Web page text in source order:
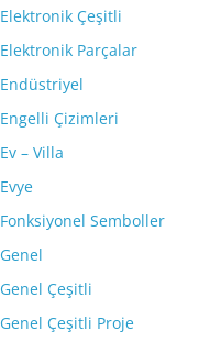
Elektronik Çeşitli
Elektronik Parçalar
Endüstriyel
Engelli Çizimleri
Ev – Villa
Evye
Fonksiyonel Semboller
Genel
Genel Çeşitli
Genel Çeşitli Proje